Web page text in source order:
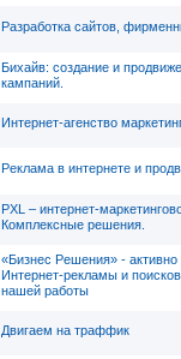
Разработка сайтов,
Бихайв: cоздание и
кампаний.
Интернет-агенство
Реклама в интернете и
PXL – интернет-
Комплексные решения.
«Бизнес Решения» -
Интернет-рекламы и
нашей работы
Двигаем на траффик